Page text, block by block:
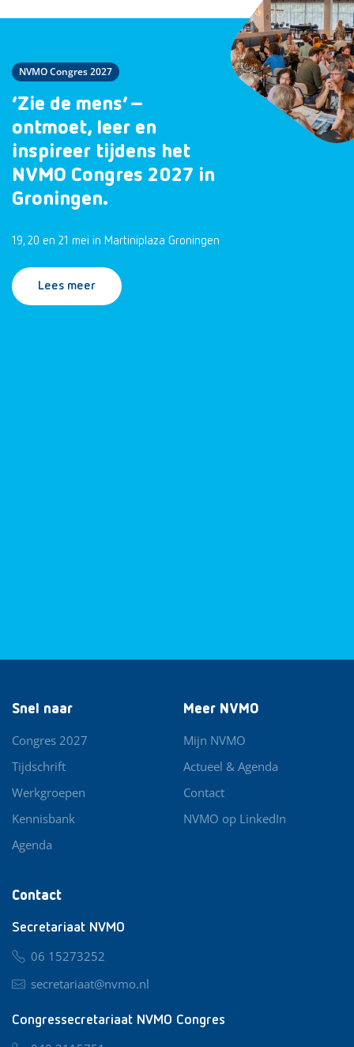
NVMO Congres 2027
‘Zie de mens’ –
ontmoet, leer en
inspireer tijdens het
NVMO Congres 2027 in
Groningen.
19, 20 en 21 mei in Martiniplaza Groningen
Lees meer
Contact
Secretariaat NVMO
06 15273252
secretariaat@nvmo.nl
Congressecretariaat NVMO Congres
Snel naar
Congres 2027
Tijdschrift
Werkgroepen
Kennisbank
Agenda
Meer NVMO
Mijn NVMO
Actueel & Agenda
Contact
NVMO op LinkedIn